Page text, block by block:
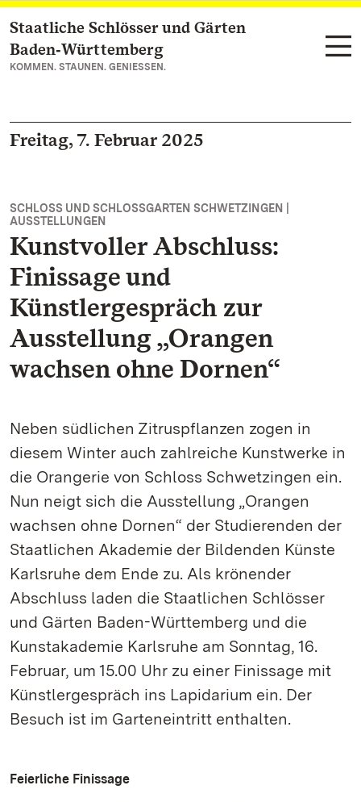
Zum Hauptinhalt springen
Staatliche Schlösser und Gärten
Baden‑Württemberg
KOMMEN. STAUNEN. GENIESSEN.
Freitag, 7. Februar 2025
SCHLOSS UND SCHLOSSGARTEN SCHWETZINGEN |
AUSSTELLUNGEN
Kunstvoller Abschluss:
Finissage und
Künstlergespräch zur
Ausstellung „Orangen
wachsen ohne Dornen“
Neben südlichen Zitruspflanzen zogen in
diesem Winter auch zahlreiche Kunstwerke in
die Orangerie von Schloss Schwetzingen ein.
Nun neigt sich die Ausstellung „Orangen
wachsen ohne Dornen“ der Studierenden der
Staatlichen Akademie der Bildenden Künste
Karlsruhe dem Ende zu. Als krönender
Abschluss laden die Staatlichen Schlösser
und Gärten Baden-Württemberg und die
Kunstakademie Karlsruhe am Sonntag, 16.
Februar, um 15.00 Uhr zu einer Finissage mit
Künstlergespräch ins Lapidarium ein. Der
Besuch ist im Garteneintritt enthalten.
Feierliche Finissage